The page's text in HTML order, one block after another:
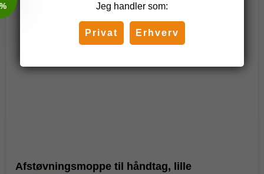
Afstøvningsmoppe til håndtag, lille
Jeg handler som:
Privat Erhverv